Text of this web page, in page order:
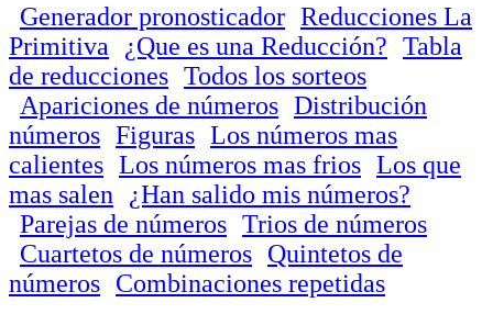
Generador pronosticador Reducciones La
Primitiva
¿Que es una Reducción? Tabla
de reducciones Todos los sorteos
Apariciones de números Distribución
números Figuras Los números mas
calientes Los números mas frios Los que
mas salen
¿Han salido mis números?
Parejas de números Trios de números
Cuartetos de números Quintetos de
números Combinaciones repetidas